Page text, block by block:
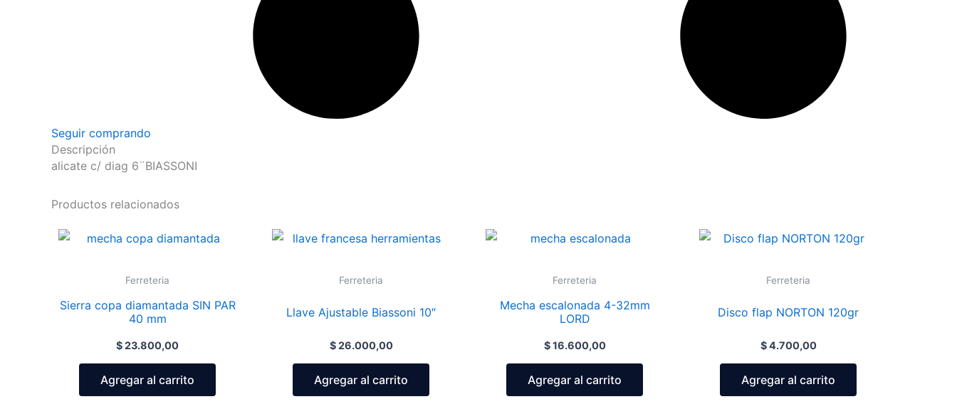
Seguir comprando
Descripción
alicate c/ diag 6¨BIASSONI
Productos relacionados
Ferreteria
Sierra copa diamantada SIN PAR
40 mm
$23.800,00
Agregar al carrito
Ferreteria
Llave Ajustable Biassoni 10″
$26.000,00
Agregar al carrito
Ferreteria
Mecha escalonada 4-32mm
LORD
$16.600,00
Agregar al carrito
Ferreteria
Disco flap NORTON 120gr
$4.700,00
Agregar al carrito